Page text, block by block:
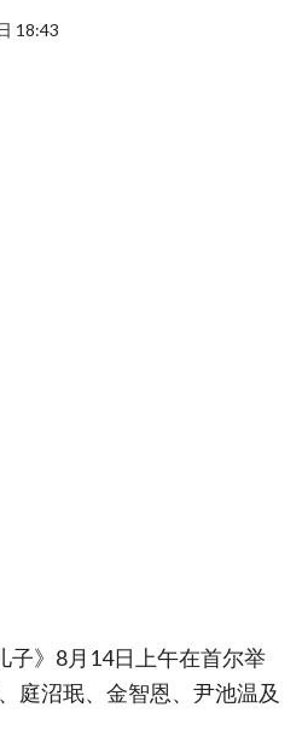
18:43
子》8月14日上午在首尔举
庭沼珉、金智恩、尹池温及